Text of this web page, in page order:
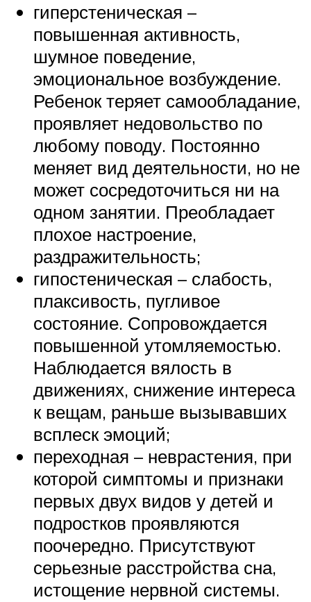
гиперстеническая –
повышенная активность,
шумное поведение,
эмоциональное возбуждение.
Ребенок теряет самообладание,
проявляет недовольство по
любому поводу. Постоянно
меняет вид деятельности, но не
может сосредоточиться ни на
одном занятии. Преобладает
плохое настроение,
раздражительность;
гипостеническая – слабость,
плаксивость, пугливое
состояние. Сопровождается
повышенной утомляемостью.
Наблюдается вялость в
движениях, снижение интереса
к вещам, раньше вызывавших
всплеск эмоций;
переходная – неврастения, при
которой симптомы и признаки
первых двух видов у детей и
подростков проявляются
поочередно. Присутствуют
серьезные расстройства сна,
истощение нервной системы.